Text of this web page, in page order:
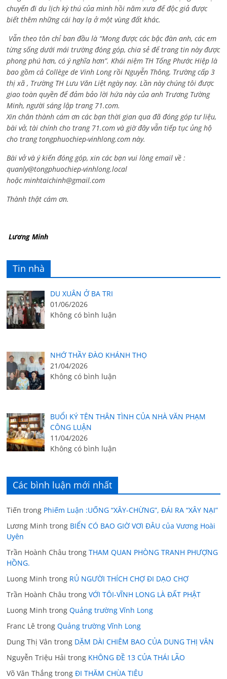
chuyến đi du lịch kỳ thú của mình hồi năm xưa để độc giả được
biết thêm những cái hay lạ ở một vùng đất khác.
Vẫn theo tôn chỉ ban đầu là “Mong được các bậc đàn anh, các em
từng sống dưới mái trường đóng góp, chia sẻ để trang tin này được
phong phú hơn, có ý nghĩa hơn”. Khái niệm TH Tống Phước Hiệp là
bao gồm cả Collège de Vinh Long rồi Nguyễn Thông, Trường cấp 3
thị xã , Trường TH Lưu Văn Liệt ngày nay. Lần này chúng tôi được
giao toàn quyền để đảm bảo lời hứa này của anh Trương Tường
Minh, người sáng lập trang 71.com.
Xin chân thành cám ơn các bạn thời gian qua đã đóng góp tư liệu,
bài vở, tài chính cho trang 71.com và giờ đây vẫn tiếp tục ủng hộ
cho trang tongphuochiep-vinhlong.com này.
Bài vở và ý kiến đóng góp, xin các bạn vui lòng email về :
quanly@tongphuochiep-vinhlong.local
hoặcminhtaichinh@gmail.com
Thành thật cám ơn.
Lương Minh
Tin nhà
DU XUÂN Ở BA TRI
01/06/2026
Không có bình luận
NHỚ THẦY ĐÀO KHÁNH THỌ
21/04/2026
Không có bình luận
BUỔI KÝ TÊN THÂN TÌNH CỦA NHÀ VĂN PHẠM
CÔNG LUẬN
11/04/2026
Không có bình luận
Các bình luận mới nhất
Tiến trong Phiếm Luận :UỐNG “XÂY-CHỪNG”, ĐÁI RA “XÂY NẠI”
Lương Minh trong BIỂN CÓ BAO GIỜ VƠI ĐÂU của Vương Hoài
Uyên
Trần Hoành Châu trongTHAM QUAN PHÒNG TRANH PHƯỢNG
HỒNG.
Luong Minh trong RỦ NGƯỜI THÍCH CHỢ ĐI DẠO CHỢ
Trần Hoành Châu trongVỚI TÔI-VĨNH LONG LÀ ĐẤT PHẬT
Luong Minh trongQuảng trường Vĩnh Long
Franc Lê trongQuảng trường Vĩnh Long
Dung Thị Vân trong DẶM DÀI CHIÊM BAO CỦA DUNG THỊ VÂN
Nguyễn Triệu Hải trong KHÔNG ĐỀ 13 CỦA THÁI LÃO
Võ Văn Thắng trongĐI THĂM CHÙA TIÊU